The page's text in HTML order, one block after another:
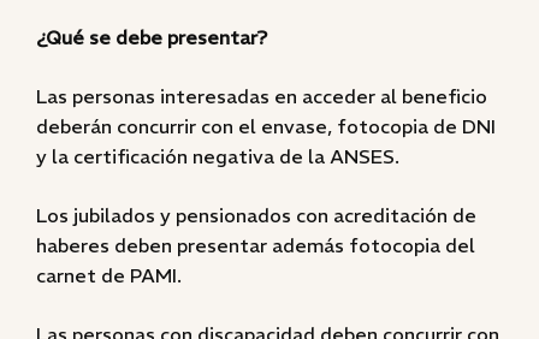
¿Qué se debe presentar?
Las personas interesadas en acceder al beneficio
deberán concurrir con el envase, fotocopia de DNI
y la certificación negativa de la ANSES.
Los jubilados y pensionados con acreditación de
haberes deben presentar además fotocopia del
carnet de PAMI.
Las personas con discapacidad deben concurrir con